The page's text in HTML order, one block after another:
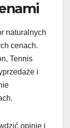
naturalnych
cenach.
Tennis
i
opinie i